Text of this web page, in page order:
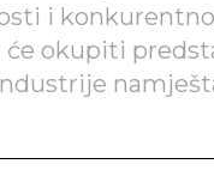
i
okupiti